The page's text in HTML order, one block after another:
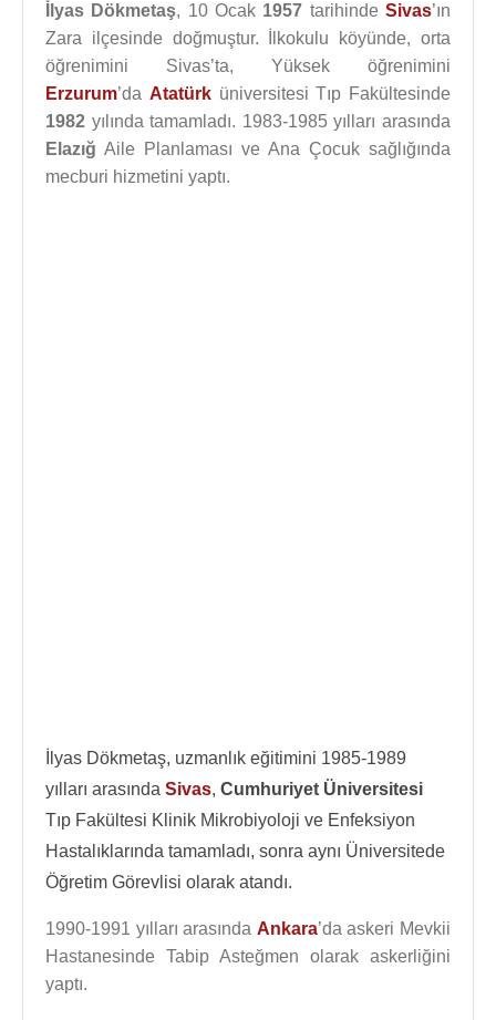
İlyas Dökmetaş, 10 Ocak 1957 tarihindeSivas’ın
Zara ilçesinde doğmuştur. İlkokulu köyünde, orta
öğrenimini Sivas’ta, Yüksek öğrenimini
Erzurum’da Atatürküniversitesi Tıp Fakültesinde
1982 yılında tamamladı. 1983-1985 yılları arasında
Elazığ Aile Planlaması ve Ana Çocuk sağlığında
mecburi hizmetini yaptı.
İlyas Dökmetaş, uzmanlık eğitimini 1985-1989
yılları arasında Sivas, Cumhuriyet Üniversitesi
Tıp Fakültesi Klinik Mikrobiyoloji ve Enfeksiyon
Hastalıklarında tamamladı, sonra aynı Üniversitede
Öğretim Görevlisi olarak atandı.
1990-1991 yılları arasında Ankara’da askeri Mevkii
Hastanesinde Tabip Asteğmen olarak askerliğini
yaptı.